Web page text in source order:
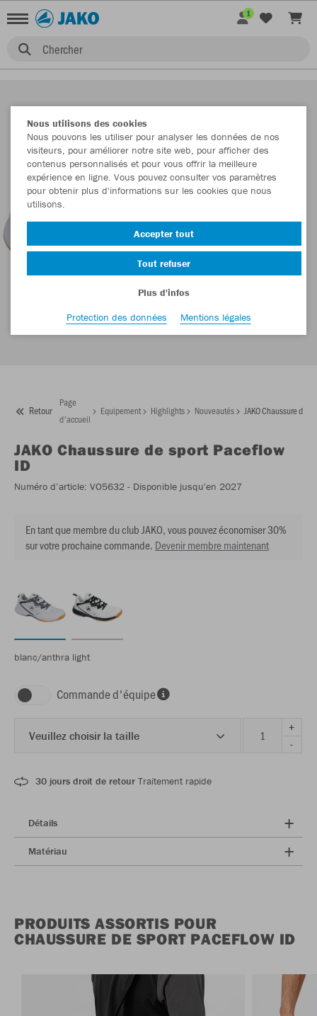
Chercher
1
Retour
Page
d'accueil
Equipement Highlights Nouveautés JAKO Chaussure de
JAKO Chaussure de sport Paceflow
ID
Numéro d’article: VO5632 - Disponible jusqu'en 2027
En tant que membre du club JAKO, vous pouvez économiser 30%
sur votre prochaine commande. Devenir membre maintenant
blanc/anthra light
Commande d'équipe
Veuillez choisir la taille
+
-
30 jours droit de retour Traitement rapide
Détails
Matériau
PRODUITS ASSORTIS POUR
CHAUSSURE DE SPORT PACEFLOW ID
Nous utilisons des cookies
Nous pouvons les utiliser pour analyser les données de nos
visiteurs, pour améliorer notre site web, pour afficher des
contenus personnalisés et pour vous offrir la meilleure
expérience en ligne. Vous pouvez consulter vos paramètres
pour obtenir plus d'informations sur les cookies que nous
utilisons.
Accepter tout
Tout refuser
Plus d'infos
Protection des données
Mentions légales